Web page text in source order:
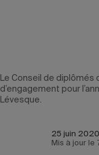
Le Conseil de diplômés
d’engagement pour
Lévesque.
25 juin
Mis à jour le